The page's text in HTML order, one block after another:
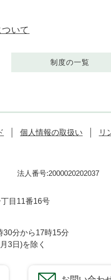
いて
制度の一覧
個人情報の取扱い リ
法人番号:2000020202037
目11番16号
30分から17時15分
3日)を除く